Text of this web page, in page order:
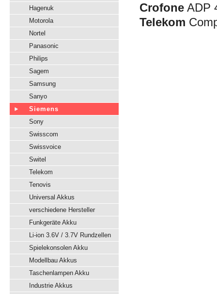
Hagenuk
Motorola
Nortel
Panasonic
Philips
Sagem
Samsung
Sanyo
Siemens
Sony
Swisscom
Swissvoice
Switel
Telekom
Tenovis
Universal Akkus
verschiedene Hersteller
Funkgeräte Akku
Li-ion 3.6V / 3.7V Rundzellen
Spielekonsolen Akku
Modellbau Akkus
Taschenlampen Akku
Industrie Akkus
Crofone ADP
Telekom